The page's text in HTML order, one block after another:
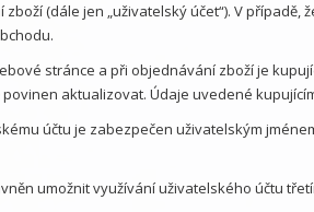
(dále jen „uživatelský účet“). V
stránce a při objednávání zboží je
aktualizovat. Údaje uvedené
účtu je zabezpečen uživatelským
umožnit využívání uživatelského účtu